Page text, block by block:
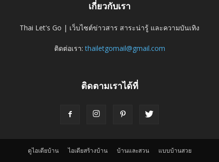
เกี่ยวกับเรา
Thai Let's Go | เว็บไซต์ข่าวสาร สาระน่ารู้ และความบันเทิง
ติดต่อเรา:thailetgomail@gmail.com
ติดตามเราได้ที่
ดูไอเดียบ้าน ไอเดียสร้างบ้าน บ้านและสวน แบบบ้านสวย